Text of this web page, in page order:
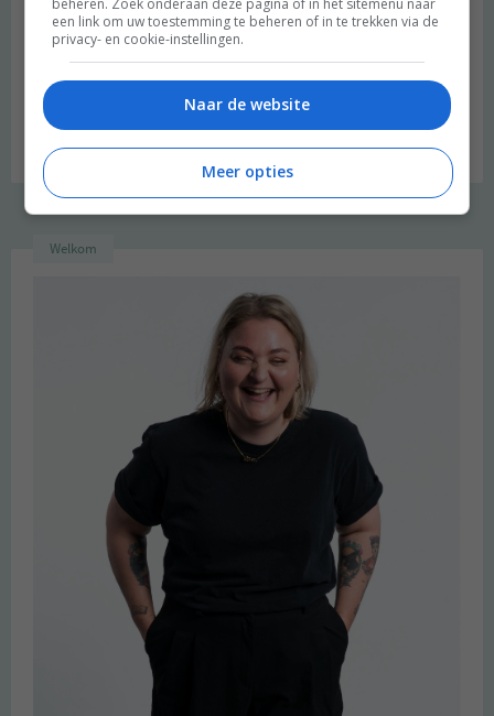
Mijn naam, e-mail en site opslaan in deze browser voor de
volgende keer wanneer ik een reactie plaats.
Welkom
beheren. Zoek onderaan deze pagina of in het sitemenu naar
een link om uw toestemming te beheren of in te trekken via de
privacy- en cookie-instellingen.
Naar de website
Meer opties